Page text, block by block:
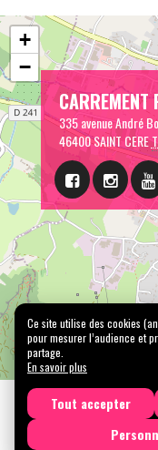
CARREMENT
335 avenue André
46400 SAINT CERE
+
−
Mentions légales
Tous droits
Ce site utilise des cookies
pour mesurer l’audience et
partage.
En savoir plus
Tout accepter